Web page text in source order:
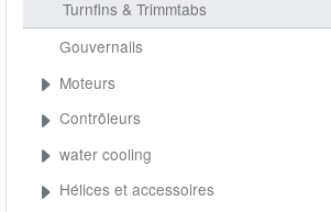
Turnfins & Trimmtabs
Gouvernails
Moteurs
Contrôleurs
water cooling
Hélices et accessoires